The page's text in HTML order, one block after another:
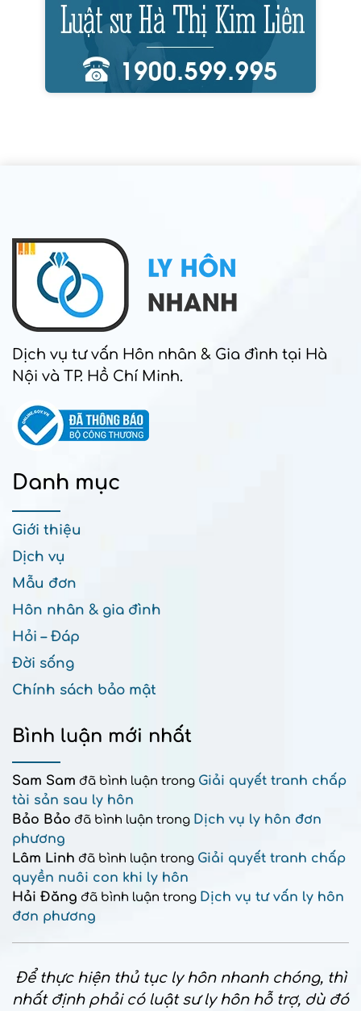
Dịch vụ tư vấn Hôn nhân & Gia đình tại Hà
Nội và TP. Hồ Chí Minh.
Danh mục
Giới thiệu
Dịch vụ
Mẫu đơn
Hôn nhân & gia đình
Hỏi – Đáp
Đời sống
Chính sách bảo mật
Bình luận mới nhất
Sam Sam đã bình luận trong Giải quyết tranh chấp
tài sản sau ly hôn
Bảo Bảo đã bình luận trong Dịch vụ ly hôn đơn
phương
Lâm Linh đã bình luận trong Giải quyết tranh chấp
quyền nuôi con khi ly hôn
Hải Đăng đã bình luận trong Dịch vụ tư vấn ly hôn
đơn phương
Để thực hiện thủ tục ly hôn nhanh chóng, thì
nhất định phải có luật sư ly hôn hỗ trợ, dù đó